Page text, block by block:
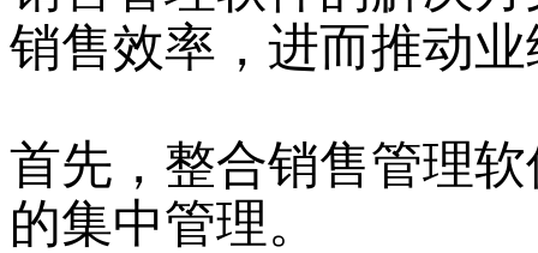
销售效率，进而推动
首先，整合销售管理
的集中管理。